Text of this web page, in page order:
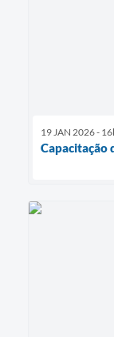
19 JAN 2026 -
Capacitação